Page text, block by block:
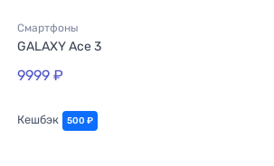
Смартфоны
GALAXY Ace 3
9999 ₽
Кешбэк 500 ₽